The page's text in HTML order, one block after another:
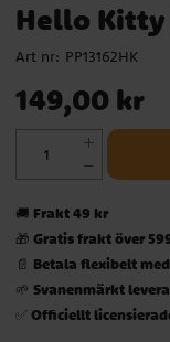
Hello Kitty
Art nr: PP13162HK
Pris :149,00 kr
149,00 kr
🚚 Frakt 49 kr
🎁 Gratis frakt över
📄 Betala flexibelt
🌱 Svanenmärkt
✅ Officiellt